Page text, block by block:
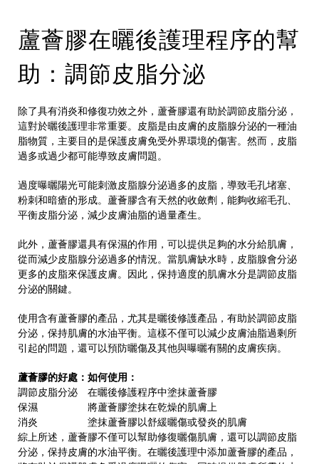
蘆薈膠在曬後護理程序的幫
助：調節皮脂分泌
除了具有消炎和修復功效之外，蘆薈膠還有助於調節皮脂分泌，
這對於曬後護理非常重要。皮脂是由皮膚的皮脂腺分泌的一種油
脂物質，主要目的是保護皮膚免受外界環境的傷害。然而，皮脂
過多或過少都可能導致皮膚問題。
過度曝曬陽光可能刺激皮脂腺分泌過多的皮脂，導致毛孔堵塞、
粉刺和暗瘡的形成。蘆薈膠含有天然的收斂劑，能夠收縮毛孔、
平衡皮脂分泌，減少皮膚油脂的過量產生。
此外，蘆薈膠還具有保濕的作用，可以提供足夠的水分給肌膚，
從而減少皮脂腺分泌過多的情況。當肌膚缺水時，皮脂腺會分泌
更多的皮脂來保護皮膚。因此，保持適度的肌膚水分是調節皮脂
分泌的關鍵。
使用含有蘆薈膠的產品，尤其是曬後修護產品，有助於調節皮脂
分泌，保持肌膚的水油平衡。這樣不僅可以減少皮膚油脂過剩所
引起的問題，還可以預防曬傷及其他與曝曬有關的皮膚疾病。
蘆薈膠的好處： 如何使用：
調節皮脂分泌
在曬後修護程序中塗抹蘆薈膠
保濕
將蘆薈膠塗抹在乾燥的肌膚上
消炎
塗抹蘆薈膠以舒緩曬傷或發炎的肌膚
綜上所述，蘆薈膠不僅可以幫助修復曬傷肌膚，還可以調節皮脂
分泌，保持皮膚的水油平衡。在曬後護理中添加蘆薈膠的產品，